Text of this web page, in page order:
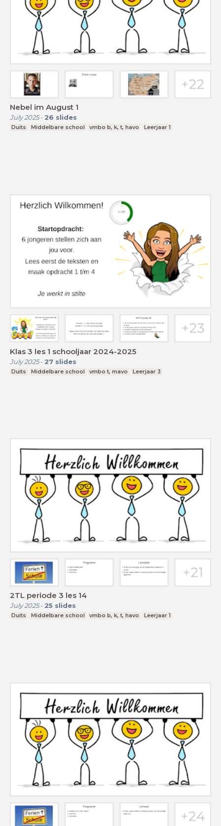
Nebel im August 1
July 2025- 26 slides
Duits Middelbare school vmbo b, k, t, havo Leerjaar 1
Klas 3 les 1 schooljaar 2024-2025
July 2025- 27 slides
Duits Middelbare school vmbo t, mavo Leerjaar 3
2TL periode 3 les 14
July 2025- 25 slides
Duits Middelbare school vmbo b, k, t, havo Leerjaar 1